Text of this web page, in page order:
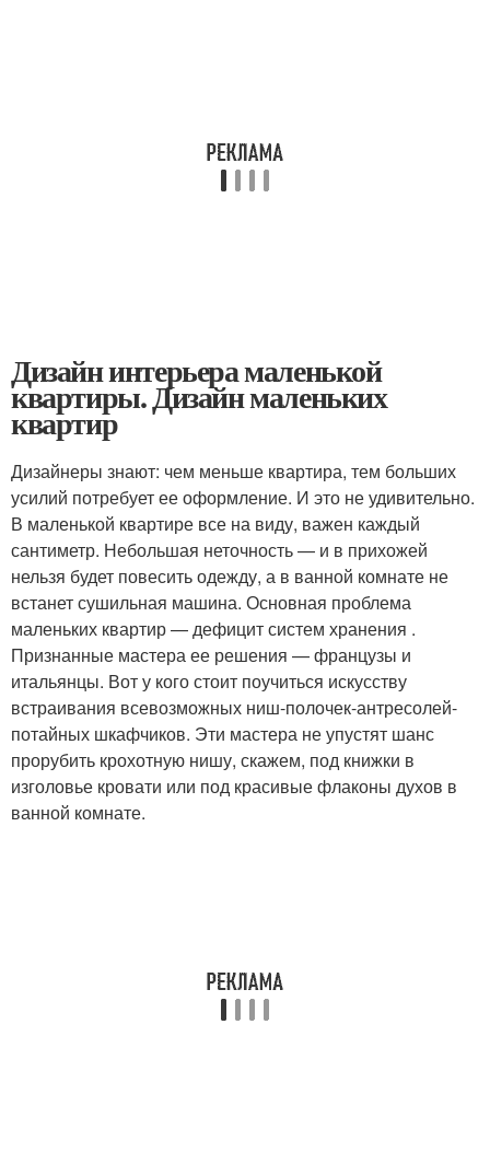
Дизайн интерьера маленькой
квартиры. Дизайн маленьких
квартир
Дизайнеры знают: чем меньше квартира, тем больших
усилий потребует ее оформление. И это не удивительно.
В маленькой квартире все на виду, важен каждый
сантиметр. Небольшая неточность — и в прихожей
нельзя будет повесить одежду, а в ванной комнате не
встанет сушильная машина. Основная проблема
маленьких квартир — дефицит систем хранения .
Признанные мастера ее решения — французы и
итальянцы. Вот у кого стоит поучиться искусству
встраивания всевозможных ниш-полочек-антресолей-
потайных шкафчиков. Эти мастера не упустят шанс
прорубить крохотную нишу, скажем, под книжки в
изголовье кровати или под красивые флаконы духов в
ванной комнате.